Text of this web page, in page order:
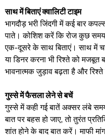
साथ में बिताएं क्वालिटी टाइम
भागदौड़ भरी जिंदगी में कई बार
पाते। कोशिश करें कि रोज कुछ समय
एक-दूसरे के साथ बिताएं। साथ में
या डिनर करना भी रिश्ते को मजबूत
भावनात्मक जुड़ाव बढ़ता है और रिश्ते
गुस्से में फैसला लेने से बचें
गुस्से में कही गई बातें अक्सर लंबे
बात पर बहस हो जाए, तो तुरंत
शांत होने के बाद बात करें। माफी